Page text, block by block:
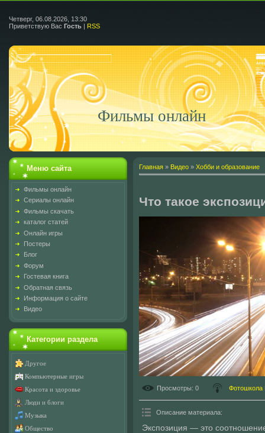
Четверг, 06.08.2026, 13:30
Приветствую Вас Гость | RSS
Фильмы онлайн
Меню сайта
Фильмы онлайн
Сериалы онлайн
Фильмы скачать
каталог статей
Онлайн игры
Постеры
Блог
Форум
Гостевая книга
Обратная связь
Информация о сайте
Видео
Категории раздела
Другое
Компьютерные игры
Красота и здоровье
Люди и блоги
Музыка
Общество
Главная » Видео » Хобби и образование
Что такое
Просмотры: 0 Фотошкола
Описание материала:
Экспозиция — это